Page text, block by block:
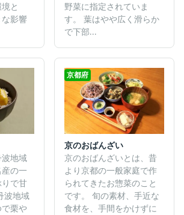
と
な影響
野菜に指定されていま
す。 葉はやや広く滑らか
で下部...
波地域
の一
で甘
波地域
栗や
京都府
京のおばんざい
京のおばんざいとは、昔
より京都の一般家庭で作
られてきたお惣菜のこと
です。 旬の素材、手近な
食材を、手間をかけずに